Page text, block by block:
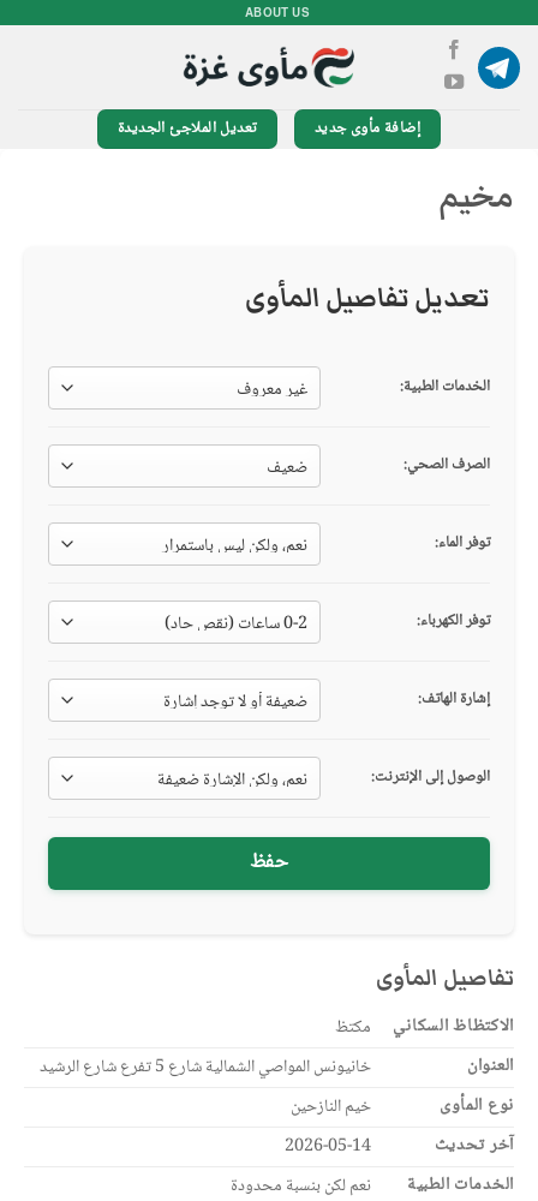
للمحتوى
ABOUT US
إضافة مأوى جديد تعديل الملاجئ الجديدة
مخيم
تعديل تفاصيل المأوى
الخدمات الطبية:
الصرف الصحي:
توفر الماء:
توفر الكهرباء:
إشارة الهاتف:
الوصول إلى الإنترنت:
حفظ
تفاصيل المأوى
الاكتظاظ السكاني
مكتظ
العنوان
خانيونس المواصي الشمالية شارع 5 تفرع شارع الرشيد
نوع المأوى
خيم النازحين
آخر تحديث
2026-05-14
الخدمات الطبية
نعم لكن بنسبة محدودة